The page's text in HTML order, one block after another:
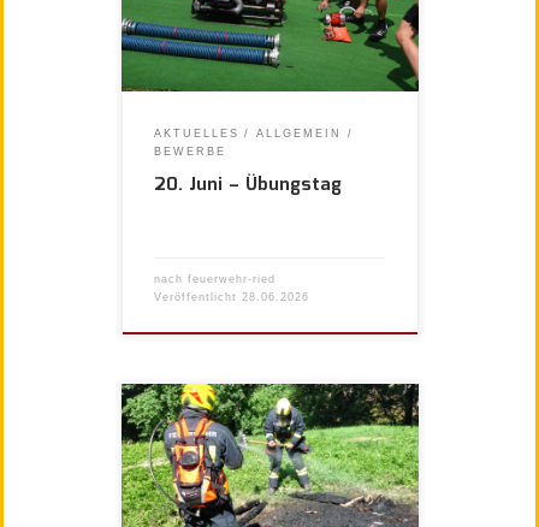
AKTUELLES
ALLGEMEIN
BEWERBE
20. Juni – Übungstag
nach feuerwehr-ried
Veröffentlicht 28.06.2026